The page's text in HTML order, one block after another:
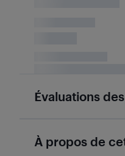
Évaluations
À propos de